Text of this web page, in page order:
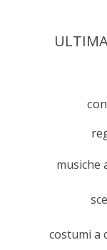
musiche
costumi a